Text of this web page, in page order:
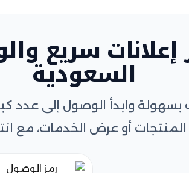
سريع
السعودية
بسهولة وابدأ الوصول إلى
المنتجات أو عرض الخدمات، مع